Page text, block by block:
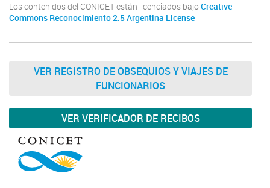
Los contenidos del CONICET están licenciados bajo Creative
Commons Reconocimiento 2.5 Argentina License
VER REGISTRO DE OBSEQUIOS Y VIAJES DE
FUNCIONARIOS
VER VERIFICADOR DE RECIBOS